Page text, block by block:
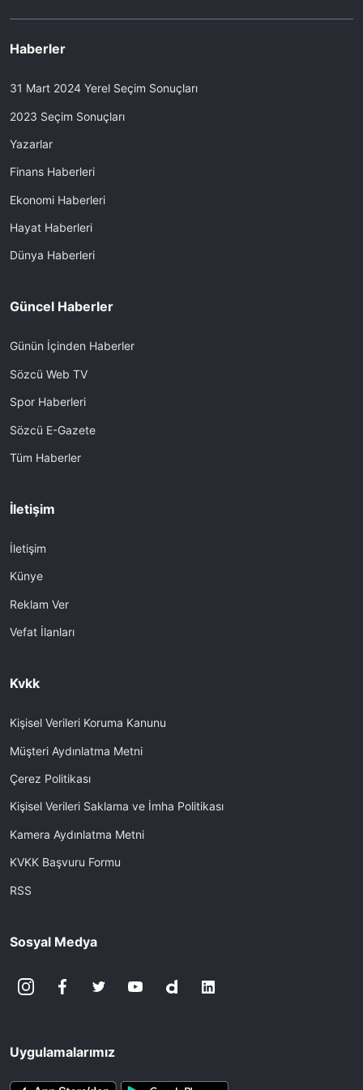
Haberler
31 Mart 2024 Yerel Seçim Sonuçları
2023 Seçim Sonuçları
Yazarlar
Finans Haberleri
Ekonomi Haberleri
Hayat Haberleri
Dünya Haberleri
Güncel Haberler
Günün İçinden Haberler
Sözcü Web TV
Spor Haberleri
Sözcü E-Gazete
Tüm Haberler
İletişim
İletişim
Künye
Reklam Ver
Vefat İlanları
Kvkk
Kişisel Verileri Koruma Kanunu
Müşteri Aydınlatma Metni
Çerez Politikası
Kişisel Verileri Saklama ve İmha Politikası
Kamera Aydınlatma Metni
KVKK Başvuru Formu
RSS
Sosyal Medya
Uygulamalarımız